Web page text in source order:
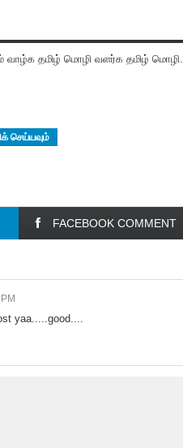
தமிழ் மொழி வளர்க தமிழ் மொழி.
செய்யவும்
FACEBOOK COMMENT
yaa.....good....